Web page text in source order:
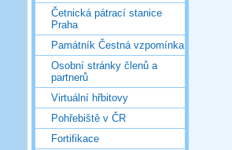
Četnická pátrací stanice
Praha
Památník Čestná vzpomínka
Osobní stránky členů a
partnerů
Virtuální hřbitovy
Pohřebiště v ČR
Fortifikace